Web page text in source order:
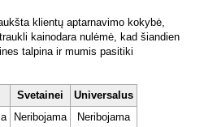
klientų aptarnavimo kokybė,
kainodara nulėmė, kad šiandien
talpina ir mumis pasitiki
Svetainei
Universalus
Neribojama
Neribojama